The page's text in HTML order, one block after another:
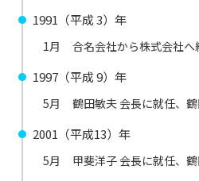
1991（平成 3）年
1月 合名会社から株式会社へ
1997（平成 9）年
5月 鶴田敏夫 会長に就任、
2001（平成13）年
5月
甲斐洋子 会長に就任、